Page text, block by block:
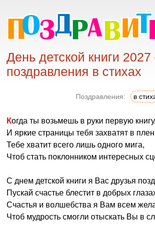
День детской книги
поздравления в стихах
Поздравления: в
Когда ты возьмешь в руки первую книгу,
И яркие страницы тебя захватят в
Тебе хватит всего лишь одного мига,
Чтоб стать поклонником интересных
С днем детской книги я Вас друзья
Пускай счастье блестит в добрых
Счастья и волшебства я Вам всем
Чтоб мудрость смогли отыскать Вы в